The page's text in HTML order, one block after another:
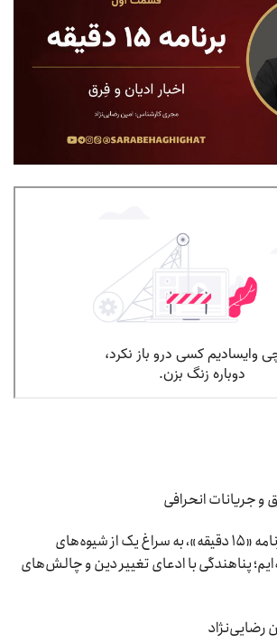
و جریانات انحرافی
در اولین قسمت از برنامه «۱۵ دقیقه»، به سراغ یک از شیوه‌های
پناهندگی با ادعای تغییر دین و چالش‌های
رضایی‌نژاد